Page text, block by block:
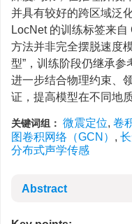
并具有较好的跨区域泛
LocNet 的训练标签来
方法并非完全摆脱速度
型”，训练阶段仍继承
进一步结合物理约束、
证，提高模型在不同地
关键词组： 微震定位, 卷
图卷积网络（GCN） ,
分布式声学传感
Abstract